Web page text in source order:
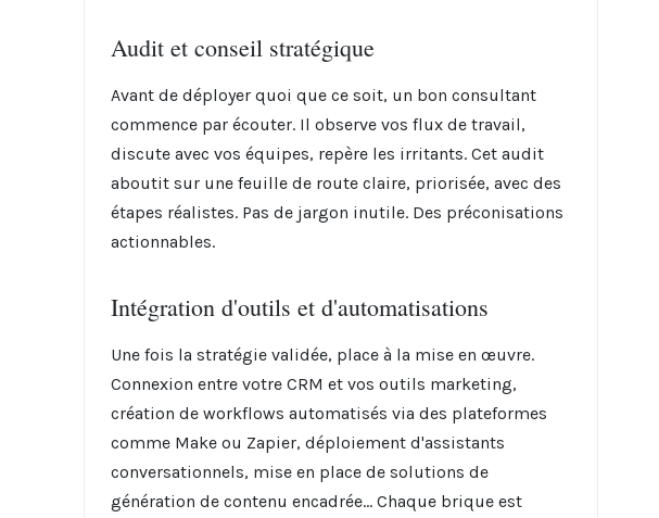
Audit et conseil stratégique
Avant de déployer quoi que ce soit, un bon consultant
commence par écouter. Il observe vos flux de travail,
discute avec vos équipes, repère les irritants. Cet audit
aboutit sur une feuille de route claire, priorisée, avec des
étapes réalistes. Pas de jargon inutile. Des préconisations
actionnables.
Intégration d'outils et d'automatisations
Une fois la stratégie validée, place à la mise en œuvre.
Connexion entre votre CRM et vos outils marketing,
création de workflows automatisés via des plateformes
comme Make ou Zapier, déploiement d'assistants
conversationnels, mise en place de solutions de
génération de contenu encadrée... Chaque brique est